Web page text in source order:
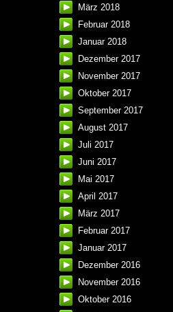
März 2018
Februar 2018
Januar 2018
Dezember 2017
November 2017
Oktober 2017
September 2017
August 2017
Juli 2017
Juni 2017
Mai 2017
April 2017
März 2017
Februar 2017
Januar 2017
Dezember 2016
November 2016
Oktober 2016